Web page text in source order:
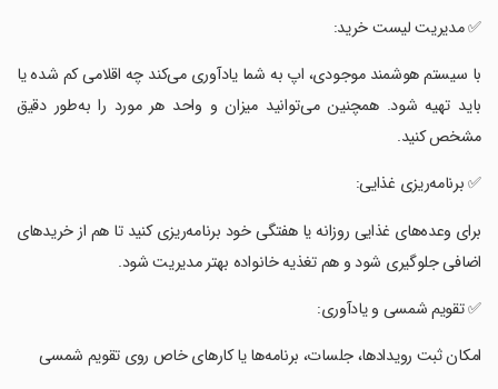
‏✅ مدیریت لیست خرید:
‏با سیستم هوشمند موجودی، اپ به شما یادآوری می‌کند چه اقلامی کم شده یا
باید تهیه شود. همچنین می‌توانید میزان و واحد هر مورد را به‌طور دقیق
مشخص کنید.
‏✅ برنامه‌ریزی غذایی:
‏برای وعده‌های غذایی روزانه یا هفتگی خود برنامه‌ریزی کنید تا هم از خریدهای
اضافی جلوگیری شود و هم تغذیه خانواده بهتر مدیریت شود.
‏✅ تقویم شمسی و یادآوری:
‏امکان ثبت رویدادها، جلسات، برنامه‌ها یا کارهای خاص روی تقویم شمسی